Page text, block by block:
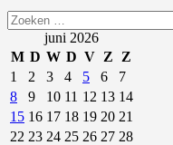
Zoeken
naar:
juni 2026
M D W D V Z
Z
1
2 3 4 5 6
7
8
9 10 11 12 13 14
15 16 17 18 19 20 21
22 23 24 25 26 27 28